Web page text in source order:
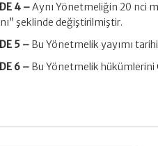
4 –Aynı Yönetmeliğin 20 nci
şeklinde değiştirilmiştir.
5 – Bu Yönetmelik yayımı
6 – Bu Yönetmelik hükümlerini